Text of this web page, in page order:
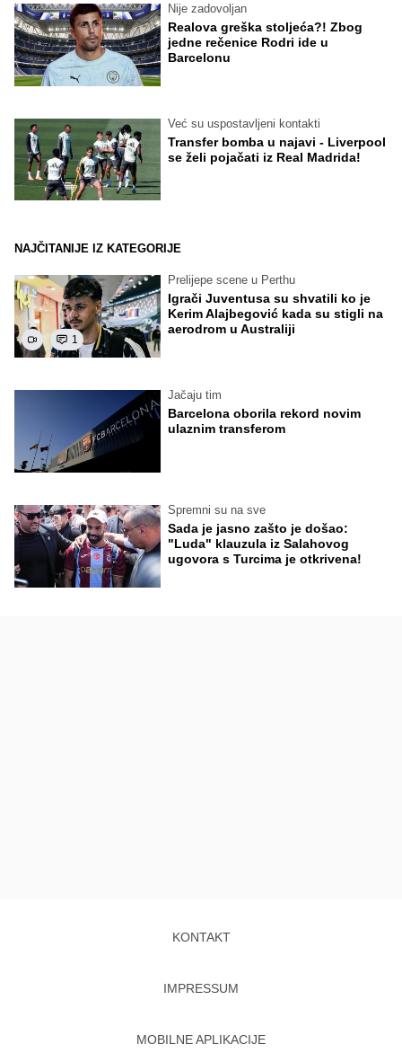
Nije zadovoljan
Realova greška stoljeća?! Zbog
jedne rečenice Rodri ide u
Barcelonu
Već su uspostavljeni kontakti
Transfer bomba u najavi - Liverpool
se želi pojačati iz Real Madrida!
NAJČITANIJE IZ KATEGORIJE
1
Prelijepe scene u Perthu
Igrači Juventusa su shvatili ko je
Kerim Alajbegović kada su stigli na
aerodrom u Australiji
Jačaju tim
Barcelona oborila rekord novim
ulaznim transferom
Spremni su na sve
Sada je jasno zašto je došao:
"Luda" klauzula iz Salahovog
ugovora s Turcima je otkrivena!
KONTAKT
IMPRESSUM
MOBILNE APLIKACIJE